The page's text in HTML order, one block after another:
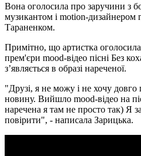
Вона оголосила про заручини з
музикантом і motion-
Тараненком.
Примітно, що артистка
прем'єри mood-відео пісні Без
з’являється в образі нареченої.
"Друзі, я не можу і не хочу довго
новину. Вийшло mood-відео на
наречена я там не просто так) Я
повірити", - написала Зарицька.